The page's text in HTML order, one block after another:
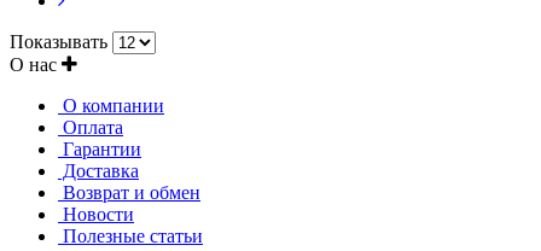
Показывать
О нас
О компании
Оплата
Гарантии
Доставка
Возврат и обмен
Новости
Полезные статьи